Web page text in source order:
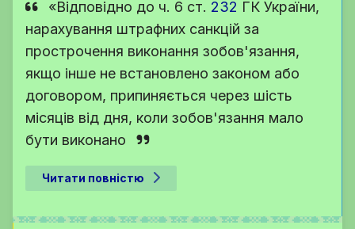
«Відповідно до ч. 6 ст. 232 ГК України,
нарахування штрафних санкцій за
прострочення виконання зобов'язання,
якщо інше не встановлено законом або
договором, припиняється через шість
місяців від дня, коли зобов'язання мало
бути виконано
Читати повністю